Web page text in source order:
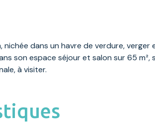
nichée dans un havre de verdure,
son espace séjour et salon sur 65
à visiter.